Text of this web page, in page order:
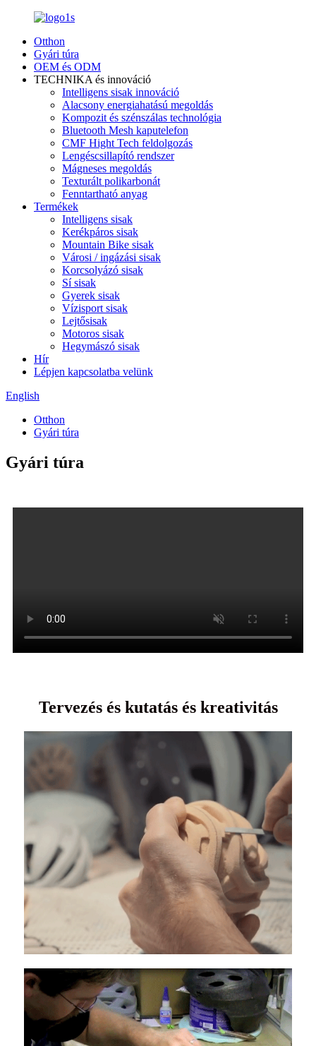
Otthon
Gyári túra
OEM és ODM
TECHNIKA és innováció
Intelligens sisak innováció
Alacsony energiahatású megoldás
Kompozit és szénszálas technológia
Bluetooth Mesh kaputelefon
CMF Hight Tech feldolgozás
Lengéscsillapító rendszer
Mágneses megoldás
Texturált polikarbonát
Fenntartható anyag
Termékek
Intelligens sisak
Kerékpáros sisak
Mountain Bike sisak
Városi / ingázási sisak
Korcsolyázó sisak
Sí sisak
Gyerek sisak
Vízisport sisak
Lejtősisak
Motoros sisak
Hegymászó sisak
Hír
Lépjen kapcsolatba velünk
English
Otthon
Gyári túra
Gyári túra
Tervezés és kutatás és kreativitás